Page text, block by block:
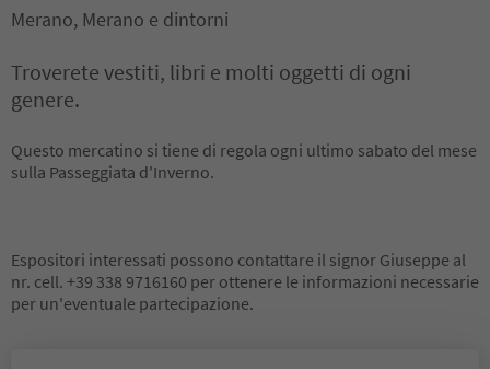
Merano, Merano e dintorni
Troverete vestiti, libri e molti oggetti di ogni
genere.
Questo mercatino si tiene di regola ogni ultimo sabato del mese
sulla Passeggiata d'Inverno.
Espositori interessati possono contattare il signor Giuseppe al
nr. cell. +39 338 9716160 per ottenere le informazioni necessarie
per un'eventuale partecipazione.